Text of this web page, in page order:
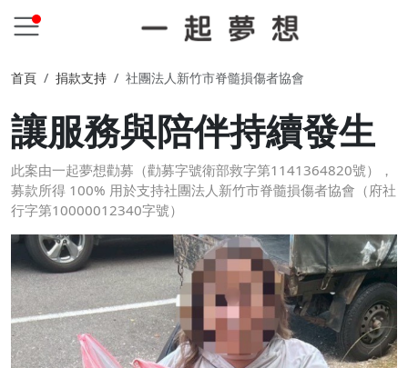
首頁 捐款支持 社團法人新竹市脊髓損傷者協會
讓服務與陪伴持續發生
此案由一起夢想勸募（勸募字號衛部救字第1141364820號），
募款所得 100% 用於支持社團法人新竹市脊髓損傷者協會（府社
行字第10000012340字號）